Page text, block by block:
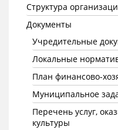
Структура
Документы
Учредительные
Локальные
План финансово-
Муниципальное
Перечень услуг,
культуры